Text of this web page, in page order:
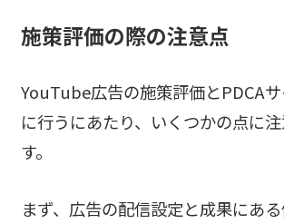
施策評価の際の注意点
YouTube広告の施策評価とPDCA
に行うにあたり、いくつかの点に
す。
まず、広告の配信設定と成果にあ